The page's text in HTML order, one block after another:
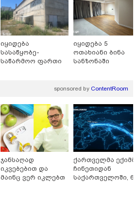
იყიდება
სასაწყობე-
საწარმოო ფართი
იყიდება 5
ოთახიანი ბინა
სანზონაში
sponsored by ContentRoom
ჯანსაღად
იკვებებით და
მაინც ვერ იკლებთ
ქართველმა
ჩინეთიდან
საქართველოში, 6